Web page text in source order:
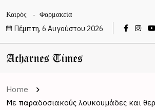
Καιρός Φαρμακεία
Πέμπτη, 6 Αυγούστου 2026
Home
Με παραδοσιακούς λουκουμάδες και